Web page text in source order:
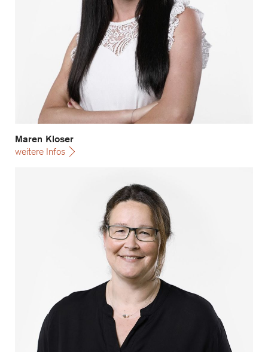
Maren Kloser
weitere Infos